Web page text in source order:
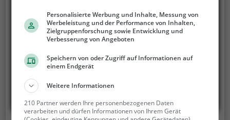
Ambiente und probiere das vielfältige Angebot an
Getränken und Speisen im Verdi.
Personalisierte Werbung und Inhalte, Messung von
Werbeleistung und der Performance von Inhalten,
Zielgruppenforschung sowie Entwicklung und
Verbesserung von Angeboten
Speichern von oder Zugriff auf Informationen auf
einem Endgerät
Weitere Informationen
210 Partner werden Ihre personenbezogenen Daten
verarbeiten und dürfen Informationen von Ihrem Gerät